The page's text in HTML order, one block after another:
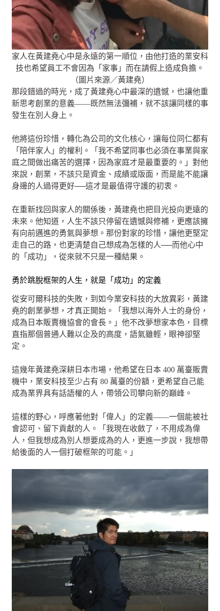
家人在黃建堯心中是永遠的第一順位，由他打造的業安科
技也希望員工不會因為「家事」而在請假上造成負擔。
（圖片來源／黃建堯）
那段錯過的時光，成了黃建堯心中最深的遺憾，也讓他重
新思考創業的意義——既然無法彌補，就不該讓同樣的事
發生在別人身上。
他將這份珍惜，轉化為公司的文化核心，讓每位同仁都有
「陪伴家人」的權利。「我不希望同事也必須在事業與家
庭之間做出痛苦的選擇，因為家庭才是最重要的。」對他
來說，創業，不該只是資金、成績或版面，而是能不能讓
身邊的人過得更好──這才是最值得守護的初衷。
在重新找回與家人的關係後，黃建堯也把目光投向更遠的
未來。他知道，人生不該只停留在遺憾與修補，更應該擁
有向前邁進的勇氣與夢想。那份對家的珍惜，讓他更堅定
走自己的路，也更清楚自己想成為怎樣的人──而他心中
的「成功」，從來就不只是一種結果。
勇於跳脫框架的人生，就是「成功」的定義
從安可爾科技的失敗，到如今業安科技的大放異彩，黃建
堯的創業夢想，才真正開始。「我想以海外人士的身份，
成為日本販賣機協會的會長。」他不改夢想家本色，目標
直指那個普通人難以企及的高度，語氣雖輕，眼神卻堅
定。
這幾年黃建堯深耕日本市場，他希望在日本 400 萬臺販賣
機中，業安科技至少占有 80 萬臺的份額，更希望自己能
成為業界具有話語權的人，帶領公司攀向新的巔峰。
這樣的野心，呼應著他對「偉人」的定義——一個能被社
會認可、留下貢獻的人。「我現在收斂了，不用成為偉
人，但我想成為別人想要成為的人，更進一步說，我想帶
給後面的人一個打破框架的可能。」